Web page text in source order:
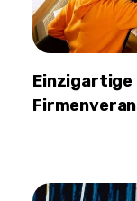
Einzigartige